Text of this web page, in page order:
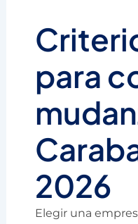
para
2026
Elegir una